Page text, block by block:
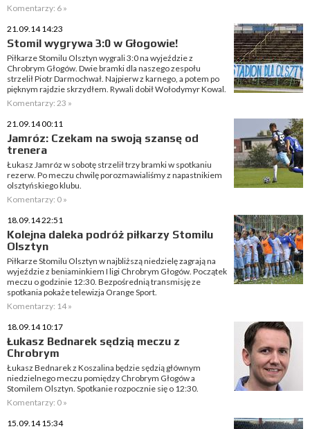
Komentarzy: 6 »
21.09.14 14:23
Stomil wygrywa 3:0 w Głogowie!
Piłkarze Stomilu Olsztyn wygrali 3:0 na wyjeździe z
Chrobrym Głogów. Dwie bramki dla naszego zespołu
strzelił Piotr Darmochwał. Najpierw z karnego, a potem po
pięknym rajdzie skrzydłem. Rywali dobił Wołodymyr Kowal.
Komentarzy: 23 »
21.09.14 00:11
Jamróz: Czekam na swoją szansę od
trenera
Łukasz Jamróz w sobotę strzelił trzy bramki w spotkaniu
rezerw. Po meczu chwilę porozmawialiśmy z napastnikiem
olsztyńskiego klubu.
Komentarzy: 0 »
18.09.14 22:51
Kolejna daleka podróż piłkarzy Stomilu
Olsztyn
Piłkarze Stomilu Olsztyn w najbliższą niedzielę zagrają na
wyjeździe z beniaminkiem I ligi Chrobrym Głogów. Początek
meczu o godzinie 12:30. Bezpośrednią transmisję ze
spotkania pokaże telewizja Orange Sport.
Komentarzy: 14 »
18.09.14 10:17
Łukasz Bednarek sędzią meczu z
Chrobrym
Łukasz Bednarek z Koszalina będzie sędzią głównym
niedzielnego meczu pomiędzy Chrobrym Głogów a
Stomilem Olsztyn. Spotkanie rozpocznie się o 12:30.
Komentarzy: 0 »
15.09.14 15:34